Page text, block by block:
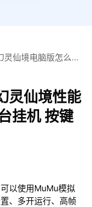
灵仙境电脑版怎么
挂机 按键设置教程
灵仙境性能
挂机 按键
以使用MuMu模拟
、多开运行、高帧